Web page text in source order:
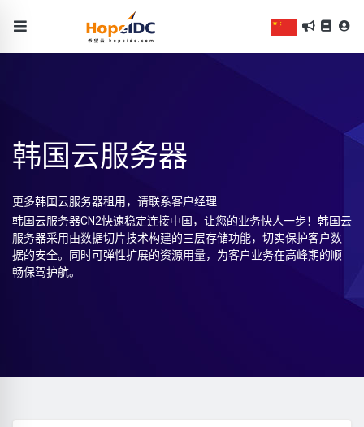
韩国云服务器
更多韩国云服务器租用，请联系客户经理
韩国云服务器CN2快速稳定连接中国，让您的业务快人一步！韩国云
服务器采用由数据切片技术构建的三层存储功能，切实保护客户数
据的安全。同时可弹性扩展的资源用量，为客户业务在高峰期的顺
畅保驾护航。